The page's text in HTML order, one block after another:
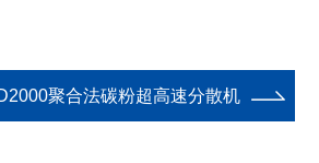
聚合法碳粉超高速分散机